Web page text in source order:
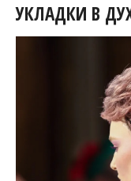
УКЛАДКИ В